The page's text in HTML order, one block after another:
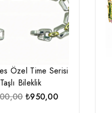
Özel Time Serisi
Taşlı Bileklik
Orijinal
₺950,00Şu